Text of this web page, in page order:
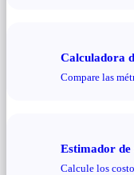
Calculadora
Compare las
Estimador de
Calcule los